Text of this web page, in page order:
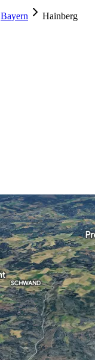
Bayern Hainberg